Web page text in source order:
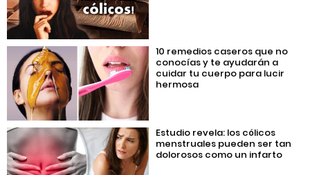
10 remedios caseros que no
conocías y te ayudarán a
cuidar tu cuerpo para lucir
hermosa
Estudio revela: los cólicos
menstruales pueden ser tan
dolorosos como un infarto